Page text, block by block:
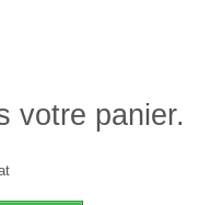
votre panier.